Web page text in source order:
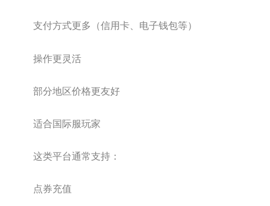
支付方式更多（信用卡、电子钱包等）
操作更灵活
部分地区价格更友好
适合国际服玩家
这类平台通常支持：
点券充值